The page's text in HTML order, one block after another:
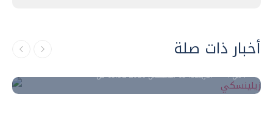
أخبار ذات صلة
صيغة للمفاوضات مع موسكو
أ ش أ الأربعاء، 05 اغسطس 2026 05:32 ص